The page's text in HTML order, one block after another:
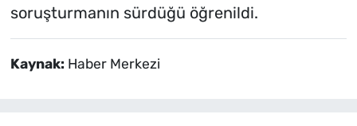
soruşturmanın sürdüğü öğrenildi.
Kaynak: Haber Merkezi